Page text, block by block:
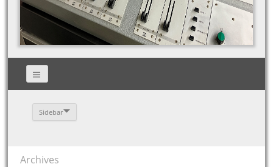
Sidebar
Archives